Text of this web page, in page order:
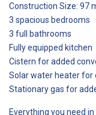
Construction Size: 97
3 spacious bedrooms
3 full bathrooms
Fully equipped kitchen
Cistern for added
Solar water heater for
Stationary gas for
Everything you need in